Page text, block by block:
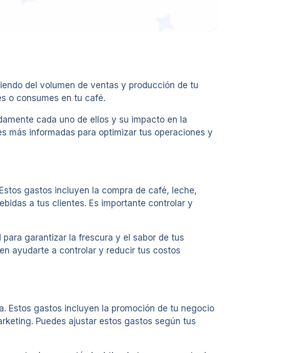
del volumen de ventas y producción de tu
o consumes en tu café.
cada uno de ellos y su impacto en la
más informadas para optimizar tus operaciones y
gastos incluyen la compra de café, leche,
a tus clientes. Es importante controlar y
garantizar la frescura y el sabor de tus
ayudarte a controlar y reducir tus costos
Estos gastos incluyen la promoción de tu negocio
Puedes ajustar estos gastos según tus